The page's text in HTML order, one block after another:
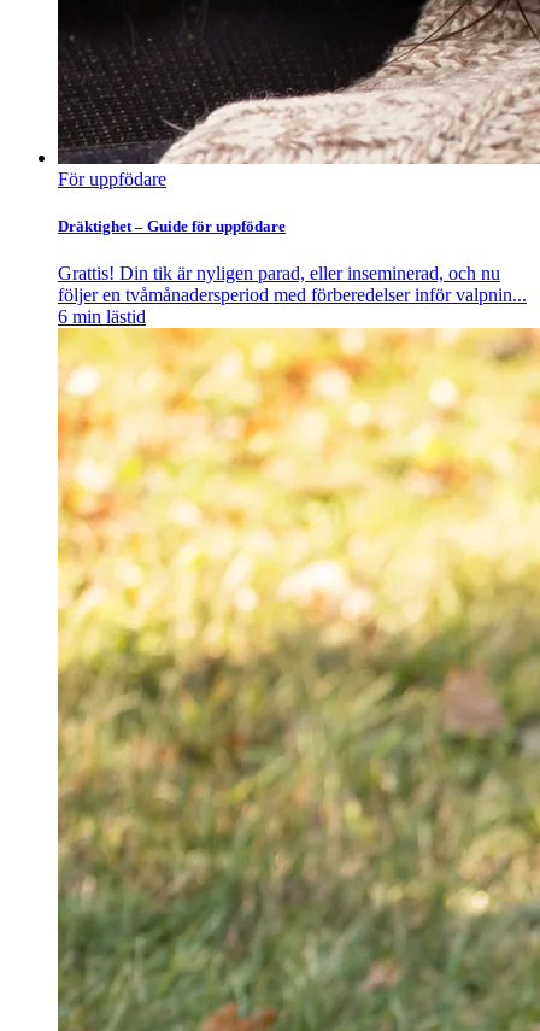
För uppfödare
Dräktighet – Guide för uppfödare
Grattis! Din tik är nyligen parad, eller inseminerad, och nu
följer en tvåmånadersperiod med förberedelser inför valpnin...
6 min lästid